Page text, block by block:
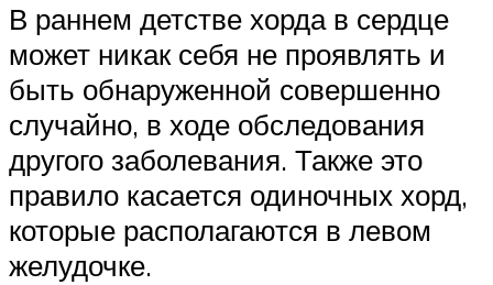
В раннем детстве хорда в сердце
может никак себя не проявлять и
быть обнаруженной совершенно
случайно, в ходе обследования
другого заболевания. Также это
правило касается одиночных хорд,
которые располагаются в левом
желудочке.